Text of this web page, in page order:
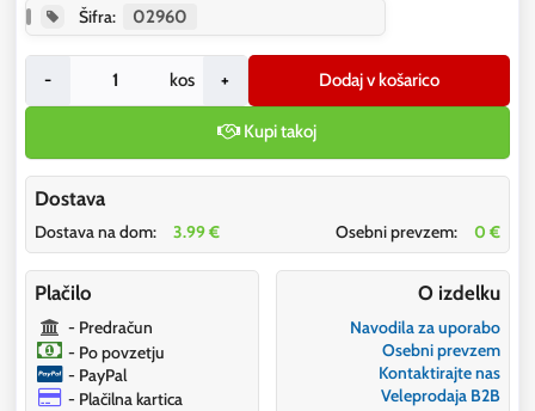
Šifra:
02960
- kos + Dodaj v košarico
Kupi takoj
Dostava
Dostava na dom: 3.99 € Osebni prevzem: 0 €
Plačilo
- Predračun
- Po povzetju
- PayPal
- Plačilna kartica
O izdelku
Navodila za uporabo
Osebni prevzem
Kontaktirajte nas
Veleprodaja B2B